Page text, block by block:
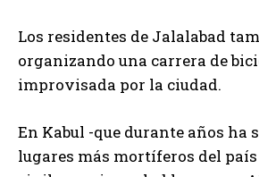
Los residentes de Jalalabad
organizando una carrera de
improvisada por la ciudad.
En Kabul -que durante años ha
lugares más mortíferos del